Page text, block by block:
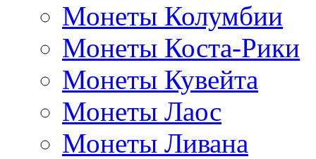
Монеты Колумбии
Монеты Коста-Рики
Монеты Кувейта
Монеты Лаос
Монеты Ливана